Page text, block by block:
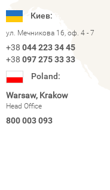
Киев:
ул. Мечникова 16, оф. 4 - 7
+38 044 223 34 45
+38 097 275 33 33
Poland:
Warsaw, Krakow
Head Office
800 003 093